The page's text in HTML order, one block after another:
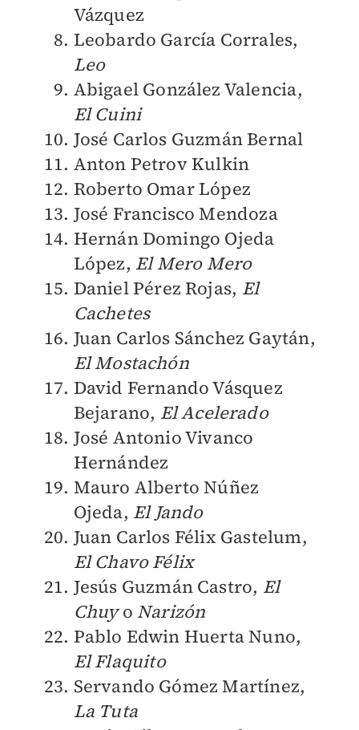
Vázquez
Leobardo García Corrales,
Leo
Abigael González Valencia,
El Cuini
José Carlos Guzmán Bernal
Anton Petrov Kulkin
Roberto Omar López
José Francisco Mendoza
Hernán Domingo Ojeda
López, El Mero Mero
Daniel Pérez Rojas, El
Cachetes
Juan Carlos Sánchez Gaytán,
El Mostachón
David Fernando Vásquez
Bejarano, El Acelerado
José Antonio Vivanco
Hernández
Mauro Alberto Núñez
Ojeda, El Jando
Juan Carlos Félix Gastelum,
El Chavo Félix
Jesús Guzmán Castro, El
Chuyo Narizón
Pablo Edwin Huerta Nuno,
El Flaquito
Servando Gómez Martínez,
La Tuta